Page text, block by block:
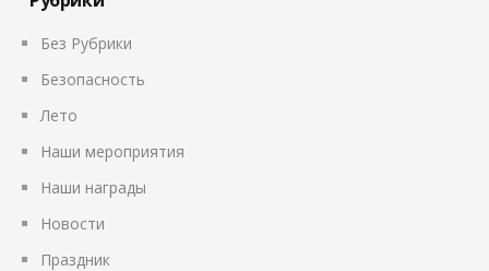
Без Рубрики
Безопасность
Лето
Наши мероприятия
Наши награды
Новости
Праздник